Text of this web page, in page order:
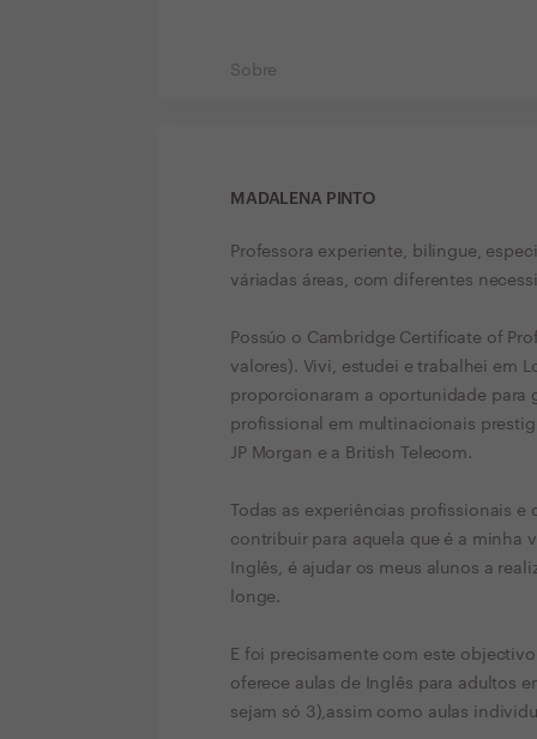
Sobre
MADALENA PINTO
Professora experiente, bilingue,
váriadas áreas, com diferentes
Possúo o Cambridge Certificate of
valores). Vivi, estudei e trabalhei em
proporcionaram a oportunidade para
profissional em multinacionais
JP Morgan e a British Telecom.
Todas as experiências profissionais
contribuir para aquela que é a minha
Inglês, é ajudar os meus alunos a
longe.
E foi precisamente com este
oferece aulas de Inglês para adultos
sejam só 3),assim como aulas